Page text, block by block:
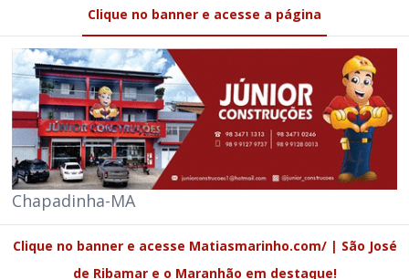
Clique no banner e acesse a página
Chapadinha-MA
Clique no banner e acesse Matiasmarinho.com/ | São José
de Ribamar e o Maranhão em destaque!